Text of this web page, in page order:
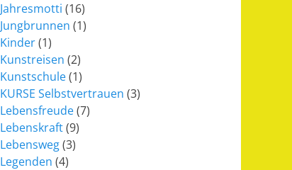
Jahresmotti (16)
Jungbrunnen (1)
Kinder(1)
Kunstreisen (2)
Kunstschule(1)
KURSE Selbstvertrauen (3)
Lebensfreude(7)
Lebenskraft(9)
Lebensweg(3)
Legenden (4)